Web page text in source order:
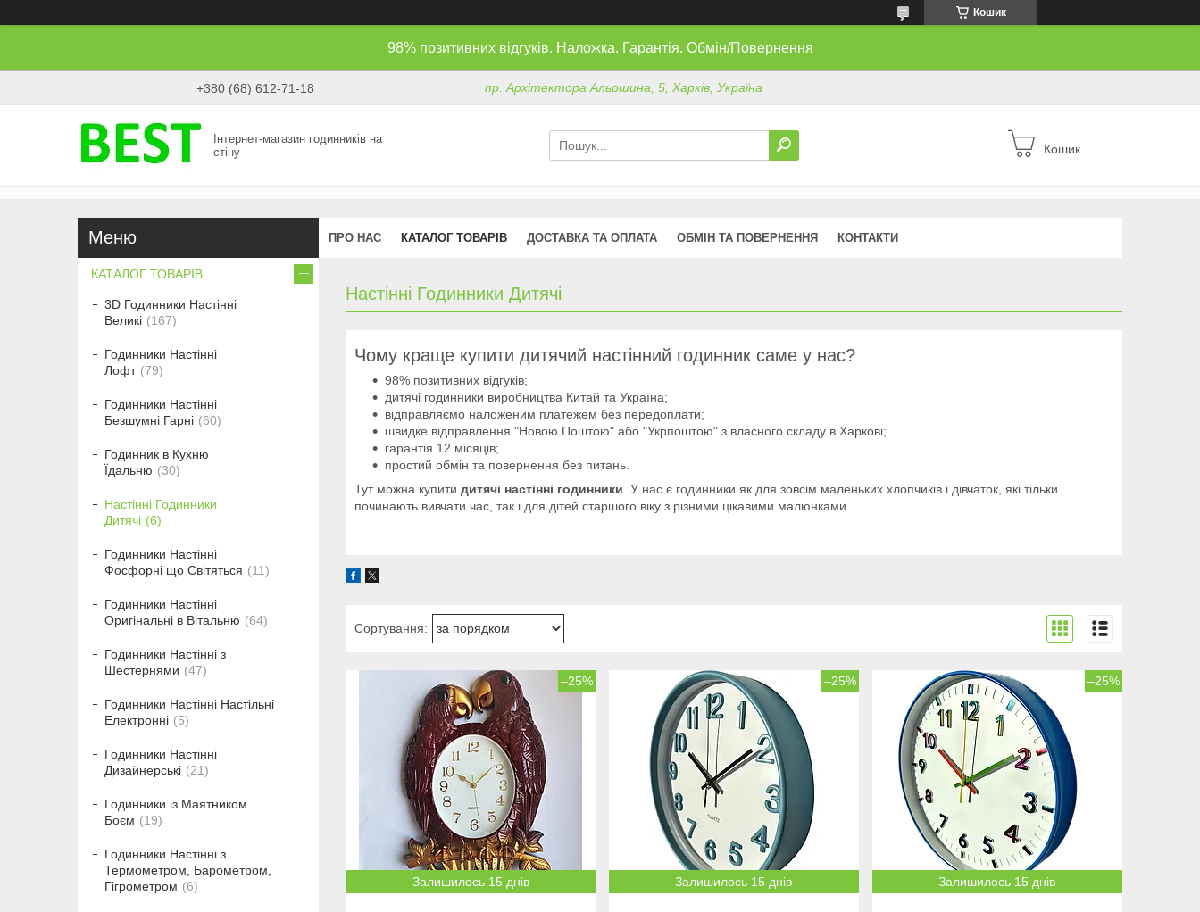
Кошик
98% позитивних відгуків. Наложка. Гарантія. Обмін/Повернення
+380 (68) 612-71-18 пр. Архітектора Альошина, 5, Харків, Україна
Інтернет-магазин годинників на
стіну
Кошик
ПРО НАС КАТАЛОГ ТОВАРІВ ДОСТАВКА ТА ОПЛАТА ОБМІН ТА ПОВЕРНЕННЯ КОНТАКТИ
Настінні Годинники Дитячі
Чому краще купити дитячий настінний годинник саме у нас?
98% позитивних відгуків;
дитячі годинники виробництва Китай та Україна;
відправляємо наложеним платежем без передоплати;
швидке відправлення "Новою Поштою" або "Укрпоштою" з власного складу в Харкові;
гарантія 12 місяців;
простий обмін та повернення без питань.
Тут можна купити дитячі настінні годинники . У нас є годинники як для зовсім маленьких хлопчиків і дівчаток, які тільки
починають вивчати час, так і для дітей старшого віку з різними цікавими малюнками.
–25%
Залишилось 15 днів
–25%
Залишилось 15 днів
–25%
Залишилось 15 днів
КАТАЛОГ ТОВАРІВ
3D Годинники Настінні
Великі
167
Годинники Настінні
Лофт
79
Годинники Настінні
Безшумні Гарні
60
Годинник в Кухню
Їдальню
30
Настінні Годинники
Дитячі
6
Годинники Настінні
Фосфорні що Світяться
11
Годинники Настінні
Оригінальні в Вітальню
64
Годинники Настінні з
Шестернями
47
Годинники Настінні Настільні
Електронні
5
Годинники Настінні
Дизайнерські
21
Годинники із Маятником
Боєм
19
Годинники Настінні з
Термометром, Барометром,
Гігрометром
6